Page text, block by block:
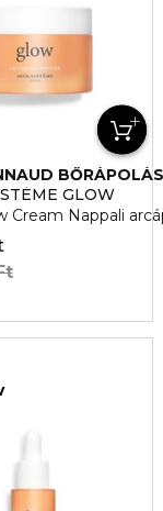
BŐRÁPOLÁS
GLOW
Cream Nappali